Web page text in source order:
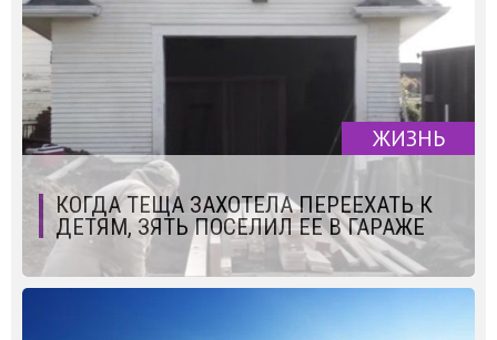
ЖИЗНЬ
КОГДА ТЕЩА ЗАХОТЕЛА ПЕРЕЕХАТЬ К
ДЕТЯМ, ЗЯТЬ ПОСЕЛИЛ ЕЕ В ГАРАЖЕ